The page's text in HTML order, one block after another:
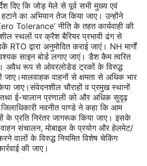
दिए कि जोड़ मेले से पूर्व सभी मुख्य एवं
का अभियान तेज किया जाए। उन्होंने
Tolerance’ नीति के तहत कार्यवाही की
स्थलों पर क्रैश बैरियर प्रभावी ढंग से
द्वारा अनुमोदित कराई जाएं। NH मार्गों
साइन बोर्ड लगाए जाएं। डैश कैम त्वरित
अवैध रूप से ओवरलोडेड ट्रकों के विरुद्ध
जाए।मालवाहक वाहनों से क्षमता से अधिक भार
जाए।संवेदनशील चौराहों व प्रमुख स्थानों
ई-चालान प्रणाली को और अधिक सुदृढ़
नवनीत पाण्डे ने कहा कि आम
के प्रति निरंतर जागरूक किया जाए। इसके
संचालन, मोबाइल के प्रयोग और हेलमेट/
वालों के विरुद्ध नियमित विशेष चेकिंग
की जाए।